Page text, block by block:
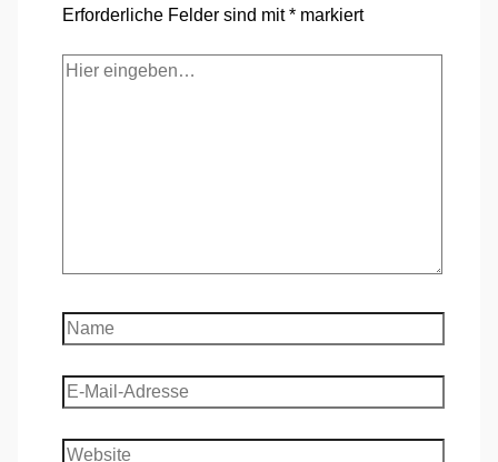
Erforderliche Felder sind mit* markiert
Hier
Name
E-
Mail-
Adresse
Website